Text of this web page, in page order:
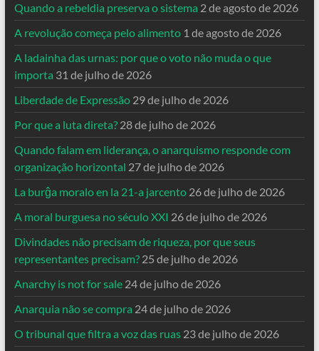
Quando a rebeldia preserva o sistema 2 de agosto de 2026
A revolução começa pelo alimento 1 de agosto de 2026
A ladainha das urnas: por que o voto não muda o que
importa 31 de julho de 2026
Liberdade de Expressão 29 de julho de 2026
Por que a luta direta? 28 de julho de 2026
Quando falam em liderança, o anarquismo responde com
organização horizontal 27 de julho de 2026
La burĝa moralo en la 21-a jarcento 26 de julho de 2026
A moral burguesa no século XXI 26 de julho de 2026
Divindades não precisam de riqueza, por que seus
representantes precisam? 25 de julho de 2026
Anarchy is not for sale 24 de julho de 2026
Anarquia não se compra 24 de julho de 2026
O tribunal que filtra a voz das ruas 23 de julho de 2026